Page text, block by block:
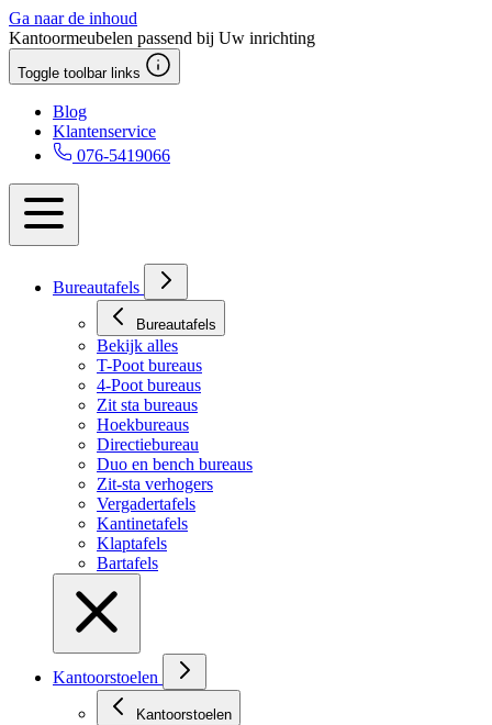
Ga naar de inhoud
Kantoormeubelen passend bij Uw inrichting
Toggle toolbar links
Blog
Klantenservice
076-5419066
Bureautafels
Bureautafels
Bekijk alles
T-Poot bureaus
4-Poot bureaus
Zit sta bureaus
Hoekbureaus
Directiebureau
Duo en bench bureaus
Zit-sta verhogers
Vergadertafels
Kantinetafels
Klaptafels
Bartafels
Kantoorstoelen
Kantoorstoelen